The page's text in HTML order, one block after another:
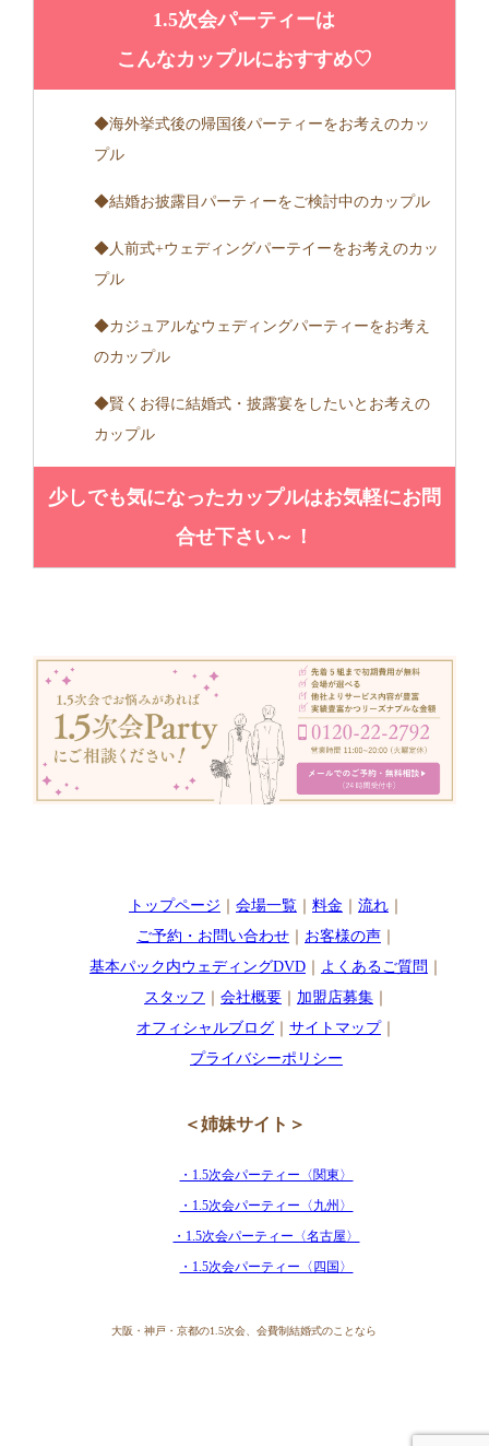
1.5次会パーティーは
こんなカップルにおすすめ♡
◆海外挙式後の帰国後パーティーをお考えのカッ
プル
◆結婚お披露目パーティーをご検討中のカップル
◆人前式+ウェディングパーテイーをお考えのカッ
プル
◆カジュアルなウェディングパーティーをお考え
のカップル
◆賢くお得に結婚式・披露宴をしたいとお考えの
カップル
少しでも気になったカップルはお気軽にお問
合せ下さい～！
トップページ ｜ 会場一覧｜ 料金 ｜ 流れ｜
ご予約・お問い合わせ｜ お客様の声｜
基本パック内ウェディングDVD｜ よくあるご質問 ｜
スタッフ ｜ 会社概要｜ 加盟店募集｜
オフィシャルブログ｜ サイトマップ｜
プライバシーポリシー
＜姉妹サイト＞
・1.5次会パーティー〈関東〉
・1.5次会パーティー〈九州〉
・1.5次会パーティー〈名古屋〉
・1.5次会パーティー〈四国〉
大阪・神戸・京都の1.5次会、会費制結婚式のことなら